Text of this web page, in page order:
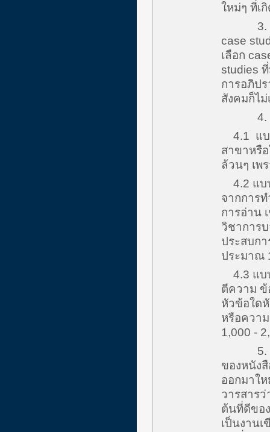
ใหม่ๆ ที่เ
3.
case
เลือก
studies
การอภิป
สังคมก็ไ
4.
4.1 แบ
สาขาหรือ
ล้วนๆ เพ
4.2 แบ
จากการท
การอ่าน
วิชาการ
ประสบกา
ประมาณ
4.3 แบ
ตีความ ข้
หัวข้อใด
หรือควา
1,000 -
5.
ของหนัง
ออกมาใ
วารสาร
ต้นที่ดีของ
เป็นงาน